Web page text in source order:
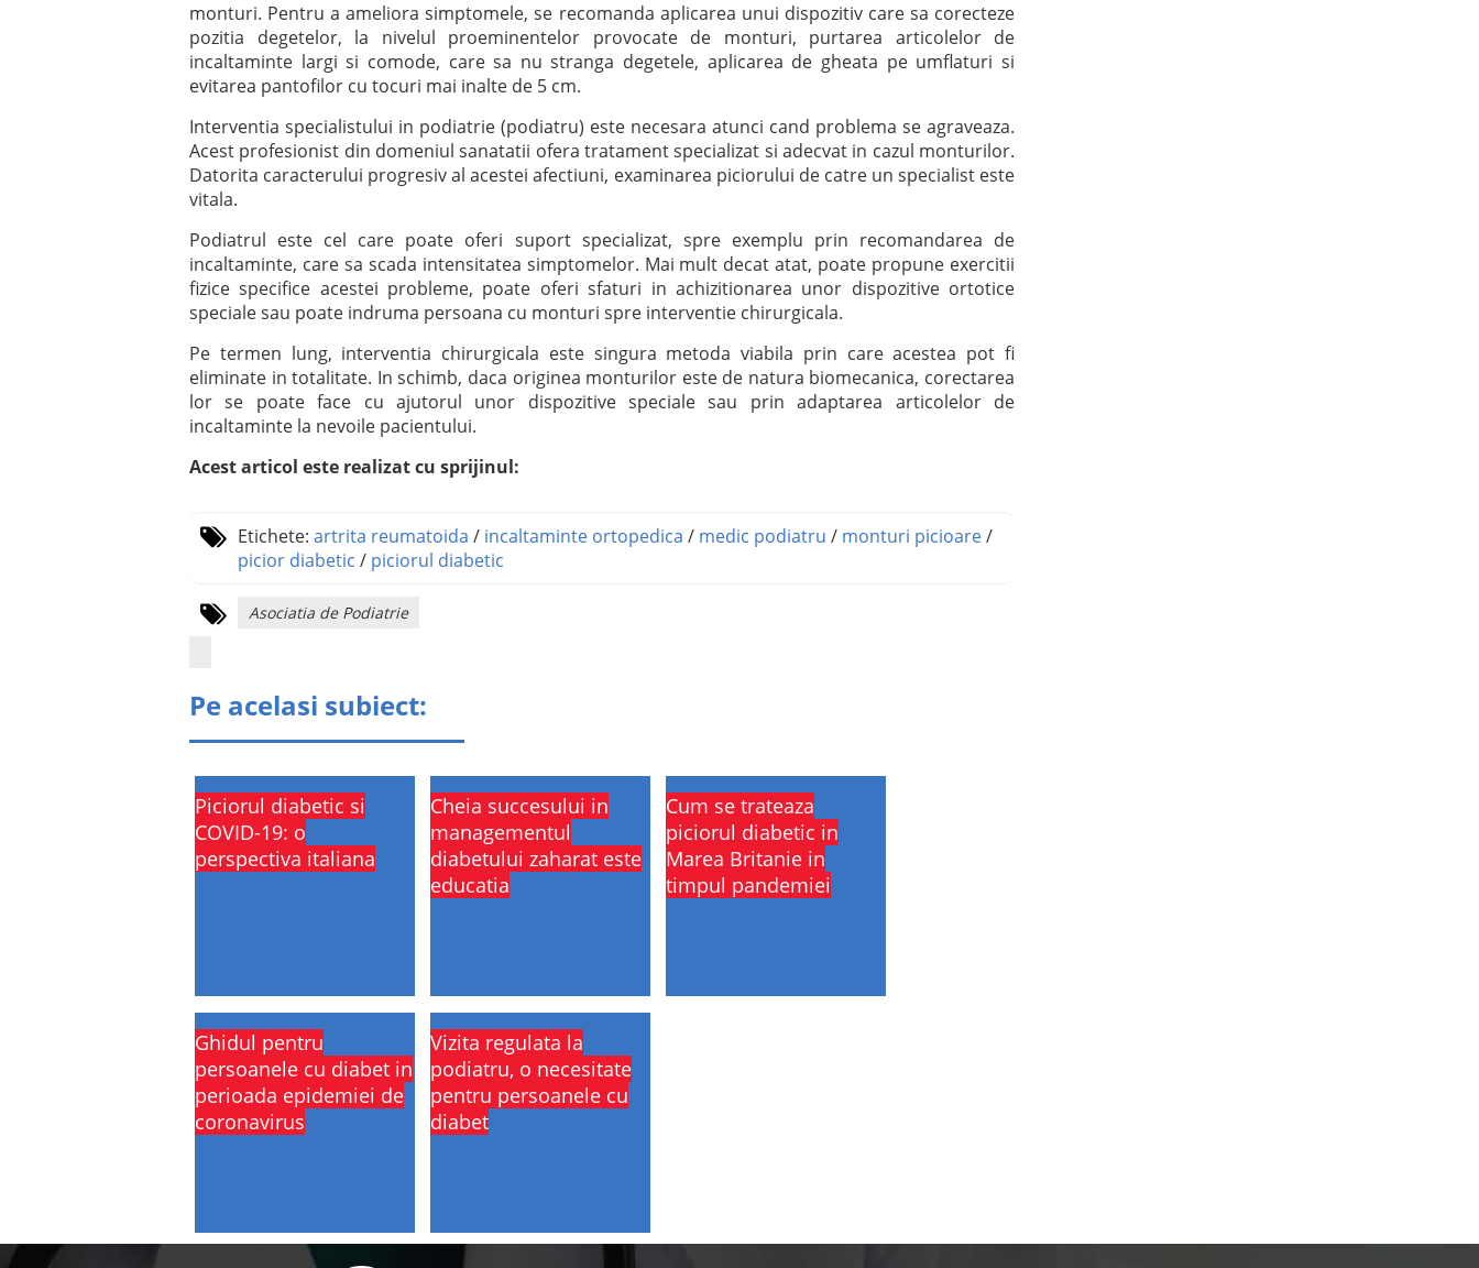
monturi. Pentru a ameliora simptomele, se recomanda aplicarea unui dispozitiv care sa corecteze
pozitia degetelor, la nivelul proeminentelor provocate de monturi, purtarea articolelor de
incaltaminte largi si comode, care sa nu stranga degetele, aplicarea de gheata pe umflaturi si
evitarea pantofilor cu tocuri mai inalte de 5 cm.
Interventia specialistului in podiatrie (podiatru) este necesara atunci cand problema se agraveaza.
Acest profesionist din domeniul sanatatii ofera tratament specializat si adecvat in cazul monturilor.
Datorita caracterului progresiv al acestei afectiuni, examinarea piciorului de catre un specialist este
vitala.
Podiatrul este cel care poate oferi suport specializat, spre exemplu prin recomandarea de
incaltaminte, care sa scada intensitatea simptomelor. Mai mult decat atat, poate propune exercitii
fizice specifice acestei probleme, poate oferi sfaturi in achizitionarea unor dispozitive ortotice
speciale sau poate indruma persoana cu monturi spre interventie chirurgicala.
Pe termen lung, interventia chirurgicala este singura metoda viabila prin care acestea pot fi
eliminate in totalitate. In schimb, daca originea monturilor este de natura biomecanica, corectarea
lor se poate face cu ajutorul unor dispozitive speciale sau prin adaptarea articolelor de
incaltaminte la nevoile pacientului.
Acest articol este realizat cu sprijinul:
Etichete: artrita reumatoida / incaltaminte ortopedica / medic podiatru / monturi picioare/
picior diabetic / piciorul diabetic
Asociatia de Podiatrie
Pe acelasi subiect:
Piciorul diabetic si
COVID-19: o
perspectiva italiana
Cheia succesului in
managementul
diabetului zaharat este
educatia
Cum se trateaza
piciorul diabetic in
Marea Britanie in
timpul pandemiei
Ghidul pentru
persoanele cu diabet in
perioada epidemiei de
coronavirus
Vizita regulata la
podiatru, o necesitate
pentru persoanele cu
diabet